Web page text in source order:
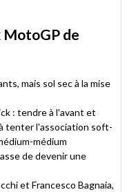
MotoGP de
mais sol sec à la mise
: tendre à l'avant et
tenter l'association soft-
médium
de devenir une
et Francesco Bagnaia,